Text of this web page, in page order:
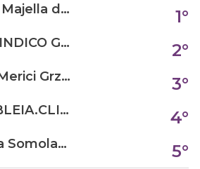
Geraldo Majella da Silva
1°
SETTESINDICO GOVERNANÇA CONDOMINIAL
2°
Angela Merici Grzybowski
3°
ASSEMBLEIA.CLICK
4°
Angelina Somolanji R. Oliveira
5°